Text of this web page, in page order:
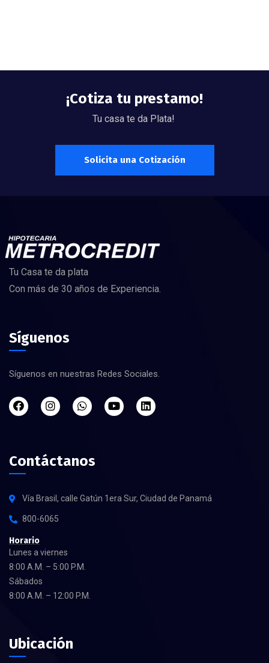
¡Cotiza tu prestamo!
Tu casa te da Plata!
Solicita una Cotización
Tu Casa te da plata
Con más de 30 años de Experiencia.
Síguenos
Síguenos en nuestras Redes Sociales.
Contáctanos
Vía Brasil, calle Gatún 1era Sur, Ciudad de Panamá
800-6065
Horario
Lunes a viernes
8:00 A.M. – 5:00 P.M.
Sábados
8:00 A.M. – 12:00 P.M.
Ubicación